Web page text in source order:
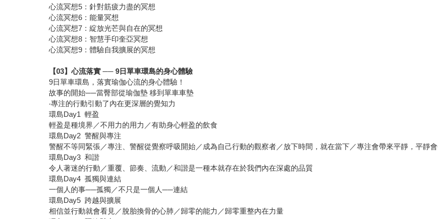
心流冥想5：針對筋疲力盡的冥想
心流冥想6：能量冥想
心流冥想7：綻放光芒與自在的冥想
心流冥想8：智慧手印奎亞冥想
心流冥想9：體驗自我擴展的冥想
【03】心流落實 ── 9日單車環島的身心體驗
9日單車環島，落實瑜伽心流的身心體驗！
故事的開始──當臀部從瑜伽墊 移到單車車墊
‧專注的行動引動了內在更深層的覺知力
環島Day1 輕盈
輕盈是種境界／不用力的用力／有助身心輕盈的飲食
環島Day2 警醒與專注
警醒不等同緊張／專注、警醒從覺察呼吸開始／成為自己行動的觀察者／放下時間，就在當下／專注會帶來平靜，平靜
環島Day3 和諧
令人著迷的行動／重覆、節奏、流動／和諧是一種本就存在於我們內在深處的品質
環島Day4 孤獨與連結
一個人的事──孤獨／不只是一個人──連結
環島Day5 跨越與擴展
相信並行動就會看見／脫胎換骨的心肺／歸零的能力／歸零重整內在力量